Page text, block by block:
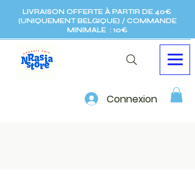
LIVRAISON OFFERTE À PARTIR DE 40€
(UNIQUEMENT BELGIQUE) / COMMANDE
MINIMALE : 10€
Connexion